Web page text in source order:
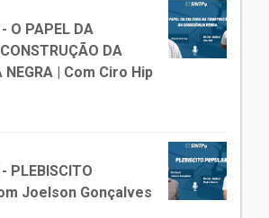
O PAPEL DA
DA
NEGRA | Com Ciro Hip
PLEBISCITO
Joelson Gonçalves